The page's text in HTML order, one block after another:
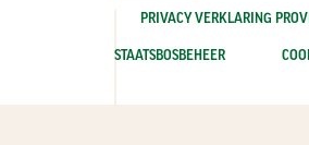
PRIVACY VERKLARING
STAATSBOSBEHEER